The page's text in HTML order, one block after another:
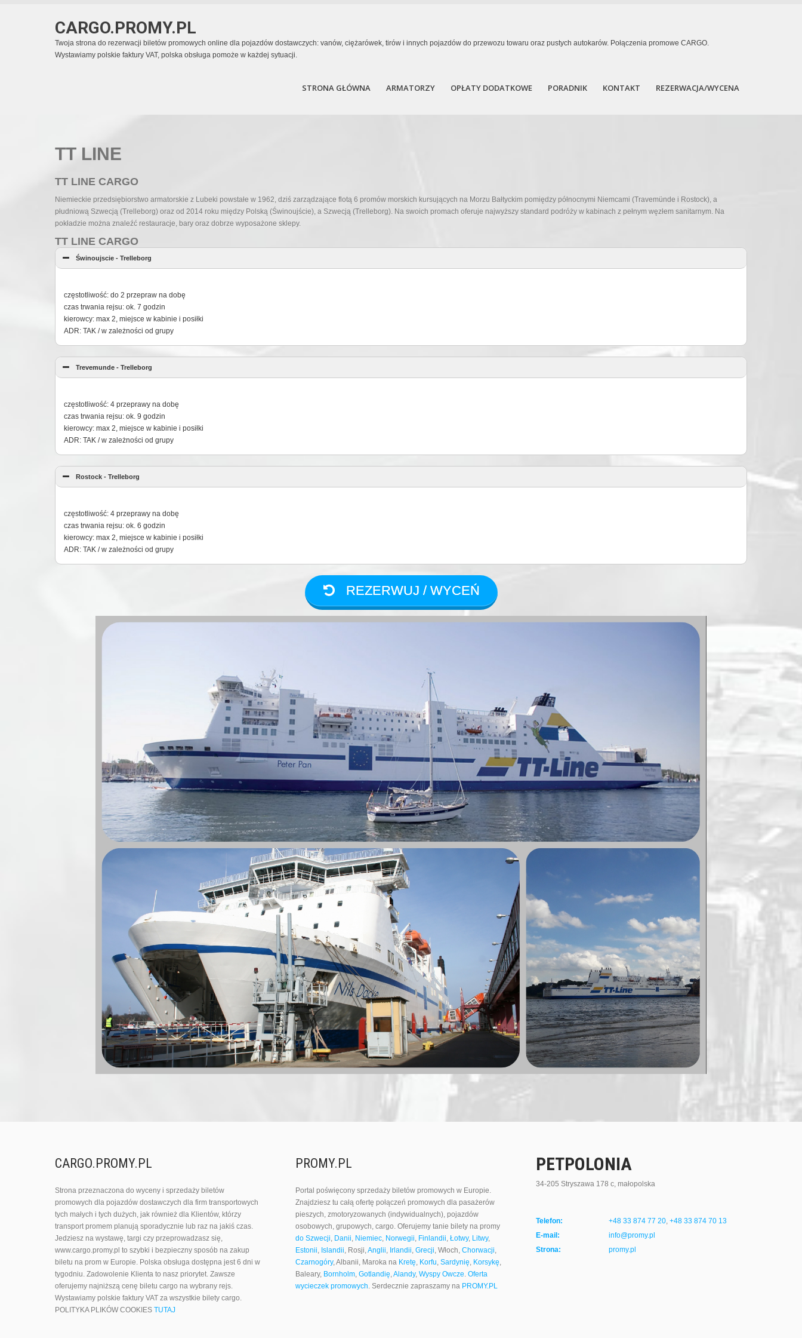
CARGO.PROMY.PL
Twoja strona do rezerwacji biletów promowych online dla pojazdów dostawczych: vanów, ciężarówek, tirów i innych pojazdów do przewozu towaru oraz pustych autokarów. Połączenia promowe CARGO.
Wystawiamy polskie faktury VAT, polska obsługa pomoże w każdej sytuacji.
STRONA GŁÓWNA ARMATORZY OPŁATY DODATKOWE PORADNIK KONTAKT REZERWACJA/WYCENA
TT LINE
TT LINE CARGO
Niemieckie przedsiębiorstwo armatorskie z Lubeki powstałe w 1962, dziś zarządzające flotą 6 promów morskich kursujących na Morzu Bałtyckim pomiędzy północnymi Niemcami (Travemünde i Rostock), a
płudniową Szwecją (Trelleborg) oraz od 2014 roku między Polską (Świnoujście), a Szwecją (Trelleborg). Na swoich promach oferuje najwyższy standard podróży w kabinach z pełnym węzłem sanitarnym. Na
pokładzie można znaleźć restauracje, bary oraz dobrze wyposażone sklepy.
TT LINE CARGO
Świnoujscie - Trelleborg
częstotliwość: do 2 przepraw na dobę
czas trwania rejsu: ok. 7 godzin
kierowcy: max 2, miejsce w kabinie i posiłki
ADR: TAK / w zależności od grupy
Trevemunde - Trelleborg
częstotliwość: 4 przeprawy na dobę
czas trwania rejsu: ok. 9 godzin
kierowcy: max 2, miejsce w kabinie i posiłki
ADR: TAK / w zależności od grupy
Rostock - Trelleborg
częstotliwość: 4 przeprawy na dobę
czas trwania rejsu: ok. 6 godzin
kierowcy: max 2, miejsce w kabinie i posiłki
ADR: TAK / w zależności od grupy
REZERWUJ / WYCEŃ
CARGO.PROMY.PL
Strona przeznaczona do wyceny i sprzedaży biletów
promowych dla pojazdów dostawczych dla firm transportowych
tych małych i tych dużych, jak również dla Klientów, którzy
transport promem planują sporadycznie lub raz na jakiś czas.
Jedziesz na wystawę, targi czy przeprowadzasz się,
www.cargo.promy.pl to szybki i bezpieczny sposób na zakup
biletu na prom w Europie. Polska obsługa dostępna jest 6 dni w
tygodniu. Zadowolenie Klienta to nasz priorytet. Zawsze
oferujemy najniższą cenę biletu cargo na wybrany rejs.
Wystawiamy polskie faktury VAT za wszystkie bilety cargo.
POLITYKA PLIKÓW COOKIES TUTAJ
PROMY.PL
Portal poświęcony sprzedaży biletów promowych w Europie.
Znajdziesz tu całą ofertę połączeń promowych dla pasażerów
pieszych, zmotoryzowanych (indywidualnych), pojazdów
osobowych, grupowych, cargo. Oferujemy tanie bilety na promy
do Szwecji, Danii, Niemiec, Norwegii, Finlandii, Łotwy, Litwy,
Estonii, Islandii, Rosji,Anglii, Irlandii, Grecji, Włoch, Chorwacji,
Czarnogóry, Albanii, Maroka na Kretę, Korfu, Sardynię, Korsykę,
Baleary, Bornholm, Gotlandię,Alandy, Wyspy Owcze. Oferta
wycieczek promowych. Serdecznie zapraszamy na PROMY.PL
PETPOLONIA
34-205 Stryszawa 178 c, małopolska
Telefon: +48 33 874 77 20, +48 33 874 70 13
E-mail:
info@promy.pl
Strona:
promy.pl